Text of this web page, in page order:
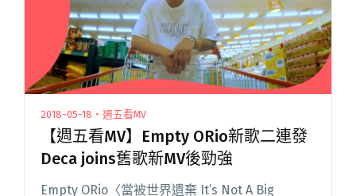
2018-05-18・週五看MV
【週五看MV】Empty ORio新歌二連發
Deca joins舊歌新MV後勁強
Empty ORio〈當被世界遺棄 It’s Not A Big